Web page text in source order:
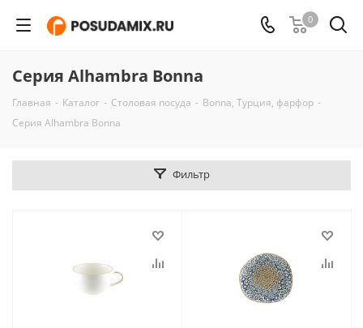
0
Серия Alhambra Bonna
Главная - Каталог - Столовая посуда - Bonna, Турция, фарфор -
Серия Alhambra Bonna
Фильтр